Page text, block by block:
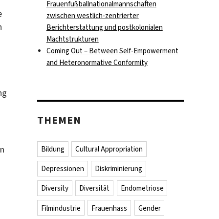
Frauenfußballnationalmannschaften
zwischen westlich-zentrierter
Berichterstattung und postkolonialen
Machtstrukturen
Coming Out – Between Self-Empowerment
and Heteronormative Conformity
THEMEN
Bildung Cultural Appropriation
Depressionen Diskriminierung
Diversity Diversität Endometriose
Filmindustrie Frauenhass Gender